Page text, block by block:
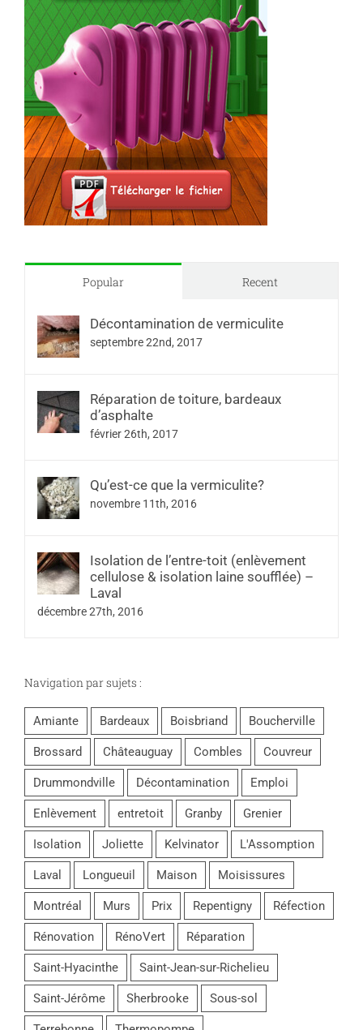
Popular Recent
Décontamination de vermiculite
septembre 22nd, 2017
Réparation de toiture, bardeaux
d’asphalte
février 26th, 2017
Qu’est-ce que la vermiculite?
novembre 11th, 2016
Isolation de l’entre-toit (enlèvement
cellulose & isolation laine soufflée) –
Laval
décembre 27th, 2016
Navigation par sujets :
Amiante Bardeaux Boisbriand Boucherville
Brossard Châteauguay Combles Couvreur
Drummondville Décontamination Emploi
Enlèvement entretoit Granby Grenier
Isolation Joliette Kelvinator L'Assomption
Laval Longueuil Maison Moisissures
Montréal Murs Prix Repentigny Réfection
Rénovation RénoVert Réparation
Saint-Hyacinthe Saint-Jean-sur-Richelieu
Saint-Jérôme Sherbrooke Sous-sol